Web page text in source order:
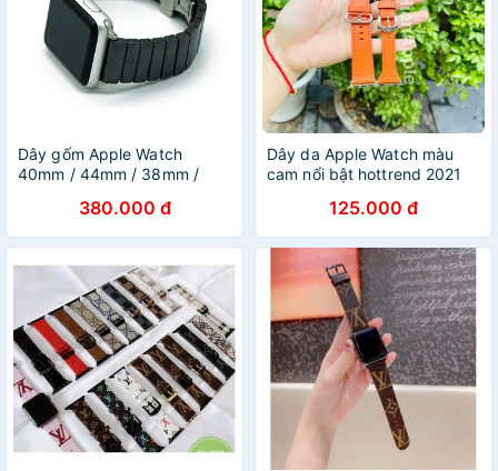
Dây gốm Apple Watch
40mm / 44mm / 38mm /
380.000 đ
Dây da Apple Watch màu
cam nổi bật hottrend 2021
125.000 đ